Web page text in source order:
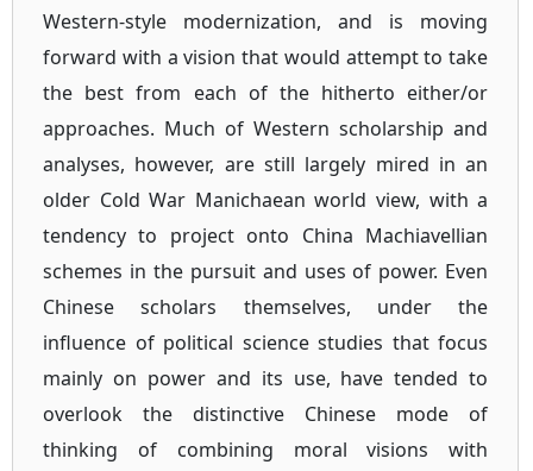
Western-style modernization, and is moving
forward with a vision that would attempt to take
the best from each of the hitherto either/or
approaches. Much of Western scholarship and
analyses, however, are still largely mired in an
older Cold War Manichaean world view, with a
tendency to project onto China Machiavellian
schemes in the pursuit and uses of power. Even
Chinese scholars themselves, under the
influence of political science studies that focus
mainly on power and its use, have tended to
overlook the distinctive Chinese mode of
thinking of combining moral visions with